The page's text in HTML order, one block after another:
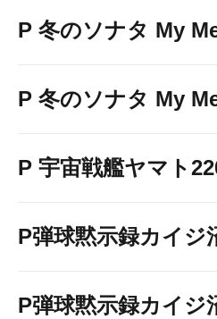
P 冬のソナタ My
P 冬のソナタ My
P 宇宙戦艦ヤマト
P弾球黙示録カイジ
P弾球黙示録カイ